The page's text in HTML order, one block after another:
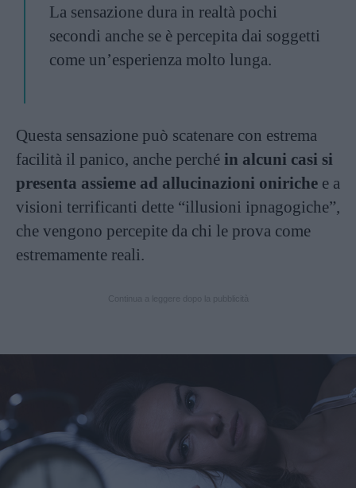
La sensazione dura in realtà pochi
secondi anche se è percepita dai soggetti
come un’esperienza molto lunga.
Questa sensazione può scatenare con estrema
facilità il panico, anche perché in alcuni casi si
presenta assieme ad allucinazioni oniriche e a
visioni terrificanti dette “illusioni ipnagogiche”,
che vengono percepite da chi le prova come
estremamente reali.